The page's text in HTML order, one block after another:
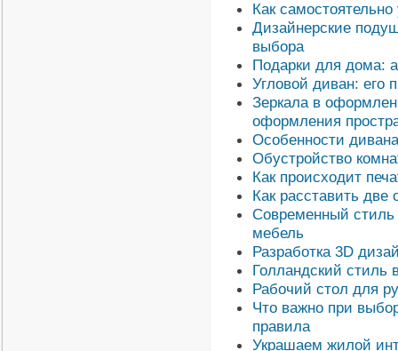
Как
Дизайнерские
выбора
Подарки для дома:
Угловой диван: его
Зеркала в
оформления
Особенности
Обустройство
Как происходит
Как расставить две
Современный стиль
мебель
Разработка 3D
Голландский стиль
Рабочий стол для
Что важно при
правила
Украшаем жилой